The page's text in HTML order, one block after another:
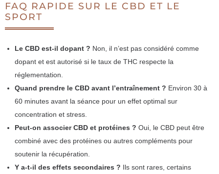
FAQ RAPIDE SUR LE CBD ET LE
SPORT
Le CBD est-il dopant ? Non, il n’est pas considéré comme
dopant et est autorisé si le taux de THC respecte la
réglementation.
Quand prendre le CBD avant l’entraînement ? Environ 30 à
60 minutes avant la séance pour un effet optimal sur
concentration et stress.
Peut-on associer CBD et protéines ? Oui, le CBD peut être
combiné avec des protéines ou autres compléments pour
soutenir la récupération.
Y a-t-il des effets secondaires ? Ils sont rares, certains